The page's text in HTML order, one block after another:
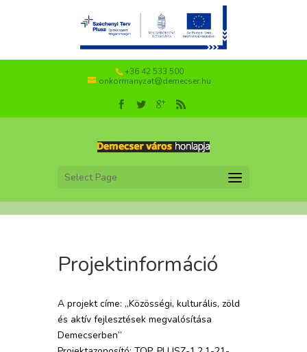
+36 42 533 500
onkormanyzat@demecser.hu
Select Page
Projektinformáció
A projekt címe: „Közösségi, kulturális, zöld
és aktív fejlesztések megvalósítása
Demecserben”